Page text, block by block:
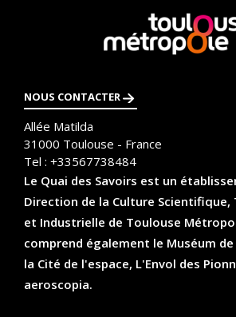
En
savoir
plus
NOUS CONTACTER
Allée Matilda
31000 Toulouse - France
Tel : +33567738484
Le Quai des Savoirs est un
Direction de la Culture Scientifique,
et Industrielle de Toulouse
comprend également le Muséum
la Cité de l'espace, L'Envol des
aeroscopia.